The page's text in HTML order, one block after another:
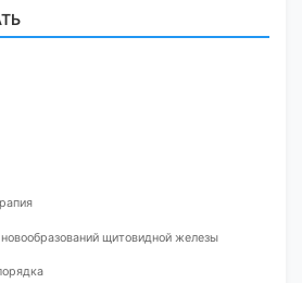
щитовидной железы